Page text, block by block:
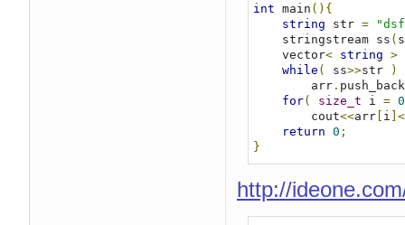
int main (){
string str =
    stringstream ss
(
    vector
< string >
while ( ss>>str
)
        arr
. push_back
for( size_t i = 0
        cout
<<arr[ i
return 0 ;
}
http://